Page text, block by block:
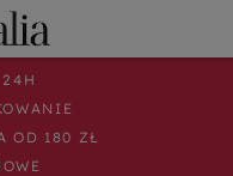
OD 180 ZŁ